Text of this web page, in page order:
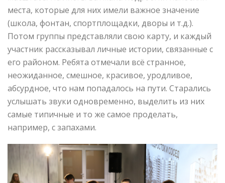
места, которые для них имели важное значение
(школа, фонтан, спортплощадки, дворы и т.д.).
Потом группы представляли свою карту, и каждый
участник рассказывал личные истории, связанные с
его районом. Ребята отмечали всё странное,
неожиданное, смешное, красивое, уродливое,
абсурдное, что нам попадалось на пути. Старались
услышать звуки одновременно, выделить из них
самые типичные и то же самое проделать,
например, с запахами.